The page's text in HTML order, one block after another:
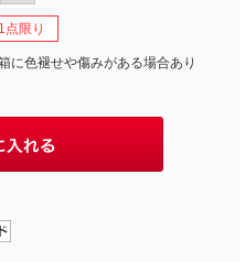
点限り
に色褪せや傷みがある場合あり